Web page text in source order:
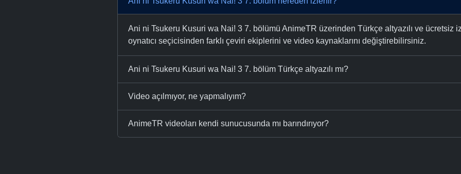
Ani ni Tsukeru Kusuri wa Nai! 3 7. bölümü AnimeTR üzerinden Türkçe altyazılı ve ücretsiz
oynatıcı seçicisinden farklı çeviri ekiplerini ve video kaynaklarını değiştirebilirsiniz.
Ani ni Tsukeru Kusuri wa Nai! 3 7. bölüm Türkçe altyazılı mı?
Video açılmıyor, ne yapmalıyım?
AnimeTR videoları kendi sunucusunda mı barındırıyor?